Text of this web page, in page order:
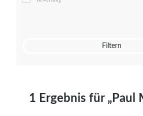
Mato von Vogelstein
Filtern
1 Ergebnis für „Paul